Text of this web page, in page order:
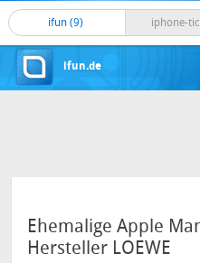
ifun (9) iphone-
ifun.de
Ehemalige Apple
Hersteller LOEWE